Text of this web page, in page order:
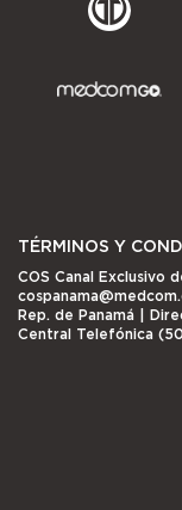
TÉRMINOS Y
COS Canal Exclusivo
Rep. de Panamá |
Central Telefónica